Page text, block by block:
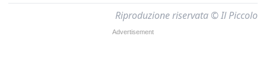
Riproduzione riservata © Il Piccolo